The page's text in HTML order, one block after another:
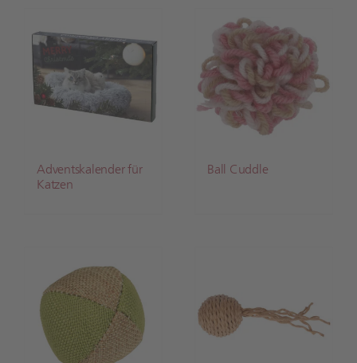
Adventskalender für
Katzen
Ball Cuddle